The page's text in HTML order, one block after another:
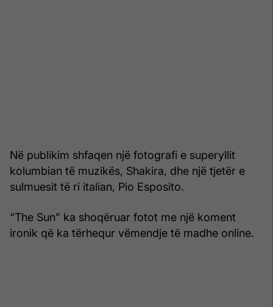
Në publikim shfaqen një fotografi e superyllit
kolumbian të muzikës, Shakira, dhe një tjetër e
sulmuesit të ri italian, Pio Esposito.
“The Sun” ka shoqëruar fotot me një koment
ironik që ka tërhequr vëmendje të madhe online.